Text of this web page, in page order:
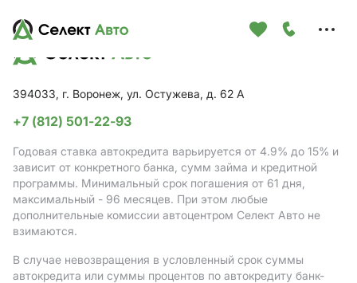
394033, г. Воронеж, ул. Остужева, д. 62 А
+7 (812) 501-22-93
Годовая ставка автокредита варьируется от 4.9% до 15% и
зависит от конкретного банка, сумм займа и кредитной
программы. Минимальный срок погашения от 61 дня,
максимальный - 96 месяцев. При этом любые
дополнительные комиссии автоцентром Селект Авто не
взимаются.
В случае невозвращения в условленный срок суммы
автокредита или суммы процентов по автокредиту банк-